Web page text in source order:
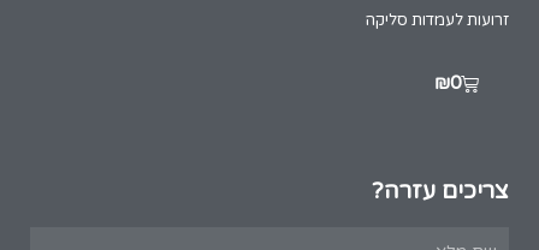
זרועות לעמדות סליקה
₪0
צריכים עזרה?